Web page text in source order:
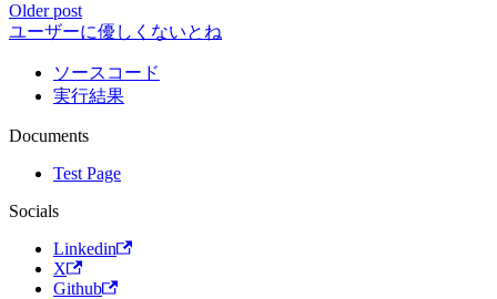
Older post
ユーザーに優しくないとね
ソースコード
実行結果
Documents
Test Page
Socials
Linkedin
X
Github